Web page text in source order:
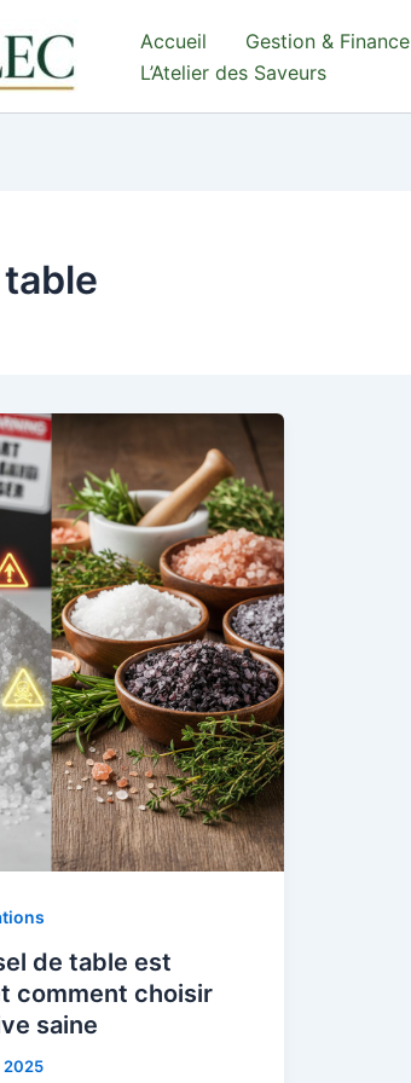
Accueil Gestion & Finance
L’Atelier des Saveurs
de table est
comment choisir
saine
2025